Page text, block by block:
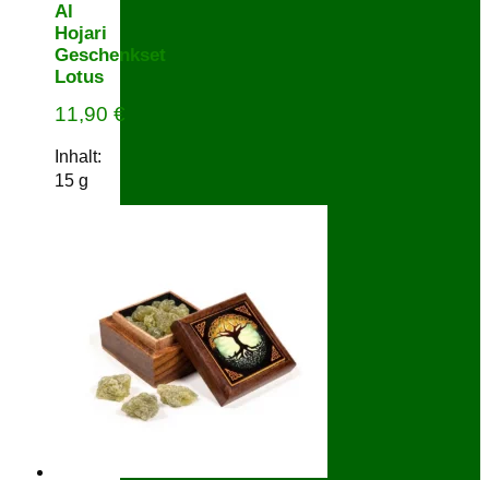
Al
Hojari
Geschenkset
Lotus
11,90€
Inhalt:
15g